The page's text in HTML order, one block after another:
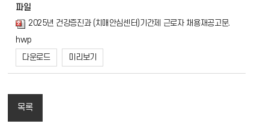
파일
2025년 건강증진과 (치매안심센터)기간제 근로자 채용재공고문.
hwp
다운로드
미리보기
목록